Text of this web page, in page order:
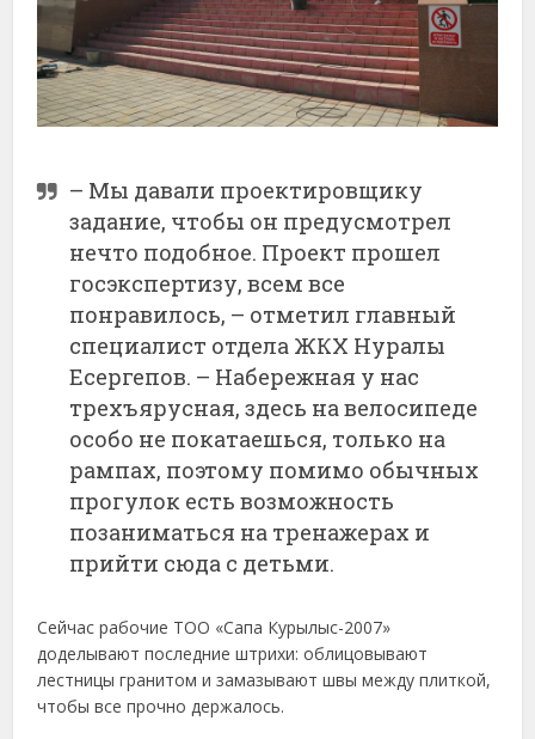
– Мы давали проектировщику
задание, чтобы он предусмотрел
нечто подобное. Проект прошел
госэкспертизу, всем все
понравилось, – отметил главный
специалист отдела ЖКХ Нуралы
Есергепов. – Набережная у нас
трехъярусная, здесь на велосипеде
особо не покатаешься, только на
рампах, поэтому помимо обычных
прогулок есть возможность
позаниматься на тренажерах и
прийти сюда с детьми.
Сейчас рабочие ТОО «Сапа Курылыс-2007»
доделывают последние штрихи: облицовывают
лестницы гранитом и замазывают швы между плиткой,
чтобы все прочно держалось.